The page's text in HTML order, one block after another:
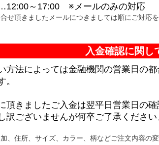
…12:00～17:00 ※メールのみの対応
せ頂きましたメールにつきましては順にご対応
入金確認に関し
方法によっては金融機関の営業日の
。
頂きましたご入金は翌平日営業日の確
訳ございませんが何卒ご了承ください
、住所、サイズ、カラー、柄などご注文内容の